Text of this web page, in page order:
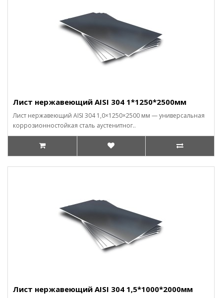
Лист нержавеющий AISI 304 1*1250*2500мм
Лист нержавеющий AISI 304 1,0×1250×2500 мм — универсальная
коррозионностойкая сталь аустенитног..
Лист нержавеющий AISI 304 1,5*1000*2000мм